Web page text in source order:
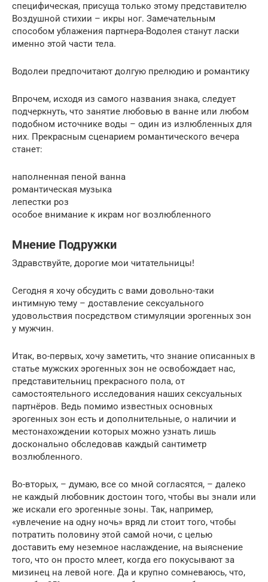
специфическая, присуща только этому представителю
Воздушной стихии – икры ног. Замечательным
способом ублажения партнера-Водолея станут ласки
именно этой части тела.
Водолеи предпочитают долгую прелюдию и романтику
Впрочем, исходя из самого названия знака, следует
подчеркнуть, что занятие любовью в ванне или любом
подобном источнике воды – один из излюбленных для
них. Прекрасным сценарием романтического вечера
станет:
наполненная пеной ванна
романтическая музыка
лепестки роз
особое внимание к икрам ног возлюбленного
Мнение Подружки
Здравствуйте, дорогие мои читательницы!
Сегодня я хочу обсудить с вами довольно-таки
интимную тему – доставление сексуального
удовольствия посредством стимуляции эрогенных зон
у мужчин.
Итак, во-первых, хочу заметить, что знание описанных в
статье мужских эрогенных зон не освобождает нас,
представительниц прекрасного пола, от
самостоятельного исследования наших сексуальных
партнёров. Ведь помимо известных основных
эрогенных зон есть и дополнительные, о наличии и
местонахождении которых можно узнать лишь
досконально обследовав каждый сантиметр
возлюбленного.
Во-вторых, – думаю, все со мной согласятся, – далеко
не каждый любовник достоин того, чтобы вы знали или
же искали его эрогенные зоны. Так, например,
«увлечение на одну ночь» вряд ли стоит того, чтобы
потратить половину этой самой ночи, с целью
доставить ему неземное наслаждение, на выяснение
того, что он просто млеет, когда его покусывают за
мизинец на левой ноге. Да и крупно сомневаюсь, что,